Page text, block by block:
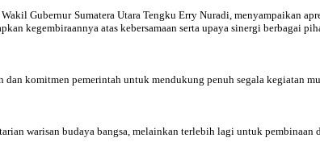
Wakil Gubernur Sumatera Utara Tengku Erry Nuradi, menyampaikan
kegembiraannya atas kebersamaan serta upaya sinergi berbagai
komitmen pemerintah untuk mendukung penuh segala kegiatan
warisan budaya bangsa, melainkan terlebih lagi untuk